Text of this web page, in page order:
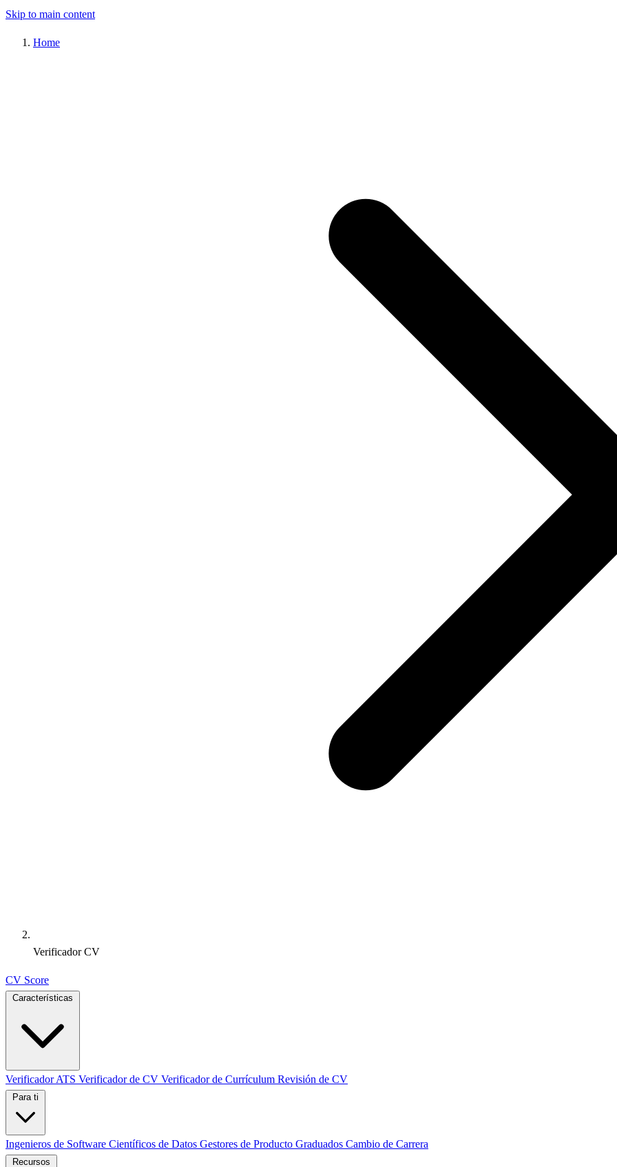
Skip to main content
Home
Verificador CV
CV Score
Verificador ATS Verificador de CV Verificador de Currículum Revisión de CV
Ingenieros de Software Científicos de Datos Gestores de Producto Graduados Cambio de Carrera